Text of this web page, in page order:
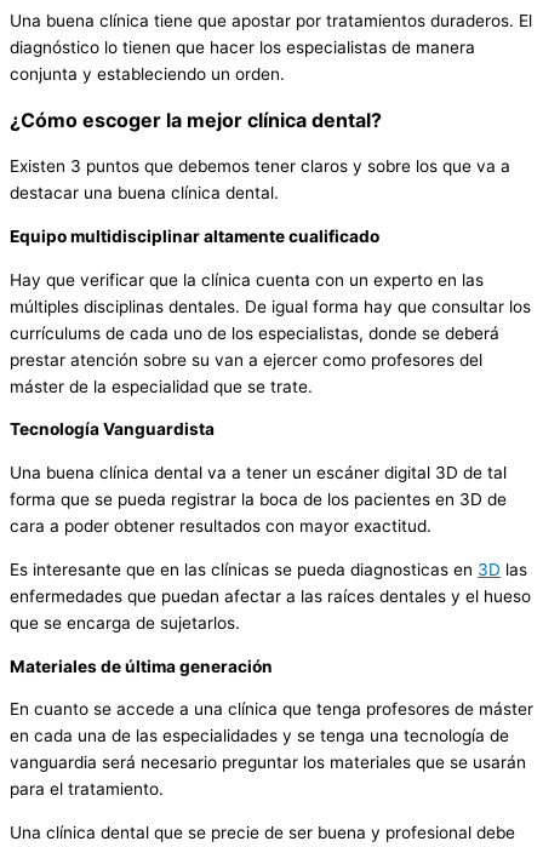
Una buena clínica tiene que apostar por tratamientos duraderos. El
diagnóstico lo tienen que hacer los especialistas de manera
conjunta y estableciendo un orden.
¿Cómo escoger la mejor clínica dental?
Existen 3 puntos que debemos tener claros y sobre los que va a
destacar una buena clínica dental.
Equipo multidisciplinar altamente cualificado
Hay que verificar que la clínica cuenta con un experto en las
múltiples disciplinas dentales. De igual forma hay que consultar los
currículums de cada uno de los especialistas, donde se deberá
prestar atención sobre su van a ejercer como profesores del
máster de la especialidad que se trate.
Tecnología Vanguardista
Una buena clínica dental va a tener un escáner digital 3D de tal
forma que se pueda registrar la boca de los pacientes en 3D de
cara a poder obtener resultados con mayor exactitud.
Es interesante que en las clínicas se pueda diagnosticas en 3D las
enfermedades que puedan afectar a las raíces dentales y el hueso
que se encarga de sujetarlos.
Materiales de última generación
En cuanto se accede a una clínica que tenga profesores de máster
en cada una de las especialidades y se tenga una tecnología de
vanguardia será necesario preguntar los materiales que se usarán
para el tratamiento.
Una clínica dental que se precie de ser buena y profesional debe